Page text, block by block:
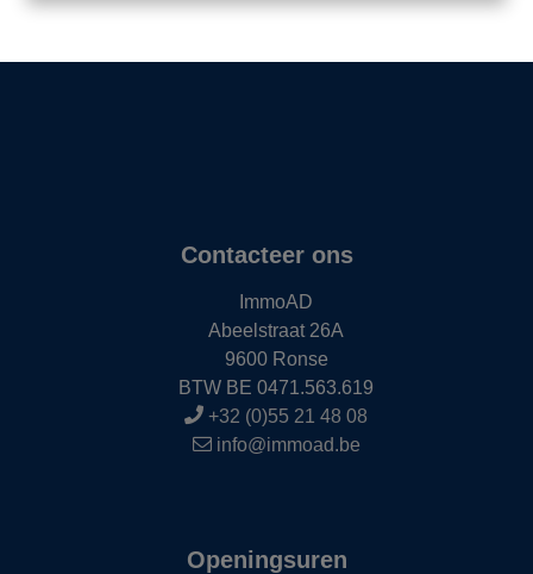
Contacteer ons
ImmoAD
Abeelstraat 26A
9600 Ronse
BTW BE 0471.563.619
+32 (0)55 21 48 08
info@immoad.be
Openingsuren